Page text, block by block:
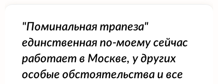
"Поминальная трапеза"
единственная по-моему сейчас
работает в Москве, у других
особые обстоятельства и все